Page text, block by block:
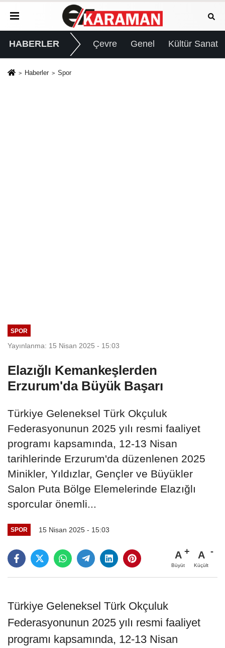
HABERLER Çevre Genel Kültür Sanat
Haberler Spor
SPOR
Yayınlanma: 15 Nisan 2025 - 15:03
Elazığlı Kemankeşlerden
Erzurum'da Büyük Başarı
Türkiye Geleneksel Türk Okçuluk
Federasyonunun 2025 yılı resmi faaliyet
programı kapsamında, 12-13 Nisan
tarihlerinde Erzurum'da düzenlenen 2025
Minikler, Yıldızlar, Gençler ve Büyükler
Salon Puta Bölge Elemelerinde Elazığlı
sporcular önemli...
SPOR 15 Nisan 2025 - 15:03
A
Büyüt
A
Küçült
Türkiye Geleneksel Türk Okçuluk
Federasyonunun 2025 yılı resmi faaliyet
programı kapsamında, 12-13 Nisan